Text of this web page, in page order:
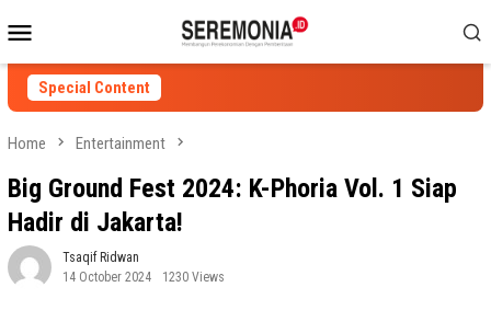
to
contentMenu
Special Content
Home Entertainment
Big Ground Fest 2024: K-Phoria Vol. 1 Siap
Hadir di Jakarta!
Tsaqif Ridwan
14 October 2024
1230 Views